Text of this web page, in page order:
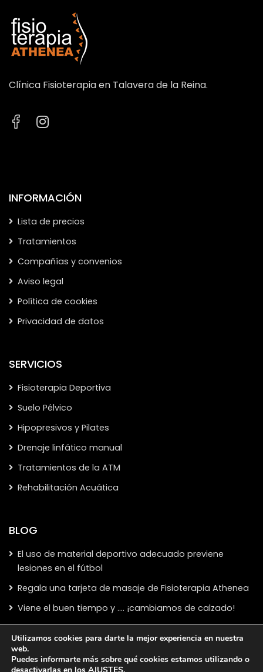
Clínica Fisioterapia en Talavera de la Reina.
INFORMACIÓN
Lista de precios
Tratamientos
Compañías y convenios
Aviso legal
Política de cookies
Privacidad de datos
SERVICIOS
Fisioterapia Deportiva
Suelo Pélvico
Hipopresivos y Pilates
Drenaje linfático manual
Tratamientos de la ATM
Rehabilitación Acuática
BLOG
El uso de material deportivo adecuado previene
lesiones en el fútbol
Regala una tarjeta de masaje de Fisioterapia Athenea
Viene el buen tiempo y …. ¡cambiamos de calzado!
Utilizamos cookies para darte la mejor experiencia en nuestra
web.
Puedes informarte más sobre qué cookies estamos utilizando o